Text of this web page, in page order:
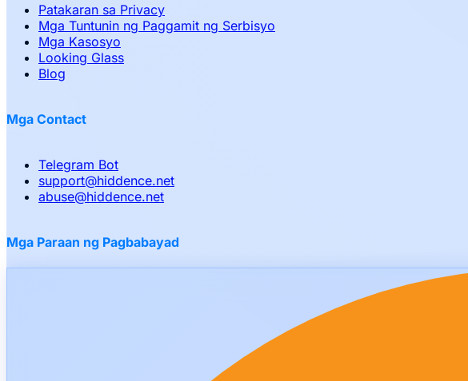
Patakaran sa Privacy
Mga Tuntunin ng Paggamit ng Serbisyo
Mga Kasosyo
Looking Glass
Blog
Mga Contact
Telegram Bot
support@hiddence.net
abuse@hiddence.net
Mga Paraan ng Pagbabayad